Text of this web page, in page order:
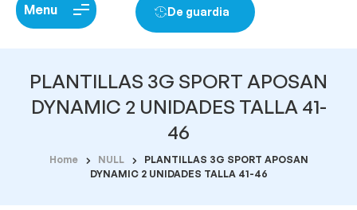
Menu De guardia
PLANTILLAS 3G SPORT APOSAN
DYNAMIC 2 UNIDADES TALLA 41-
46
Home NULL
PLANTILLAS 3G SPORT APOSAN
DYNAMIC 2 UNIDADES TALLA 41-46